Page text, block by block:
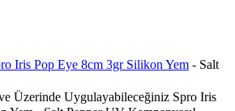
Iris Pop Eye 8cm 3gr Silikon Yem - Salt
ve Üzerinde Uygulayabileceğiniz Spro Iris